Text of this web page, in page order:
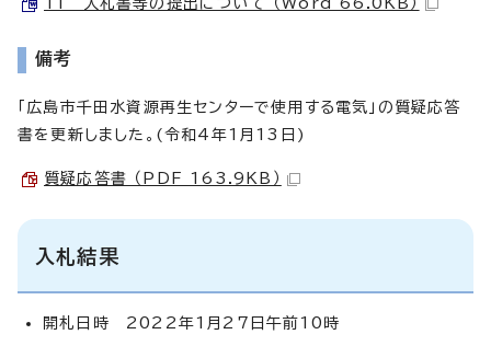
備考
「広島市千田水資源再生センターで使用する電気」の質疑応答
書を更新しました。(令和4年1月13日)
質疑応答書 （PDF 163.9KB）
入札結果
開札日時 2022年1月27日午前10時